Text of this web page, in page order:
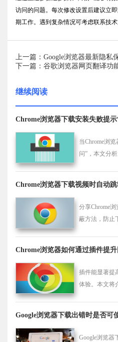
访问的问题。每次修改设置后建议立
期工作。遇到复杂情况可考虑联系技术
上一篇：Google浏览器最新隐私
下一篇：谷歌浏览器网页翻译功
继续阅读
Chrome浏览器下载安装失败提
当Chrome浏
问”，本文分
Chrome浏览器下载视频时自动
分享Chrome
蔽方法，防止
Chrome浏览器如何通过插件提
插件能显著提
体验。本文将
Google浏览器下载出错时是否可
Google浏览器